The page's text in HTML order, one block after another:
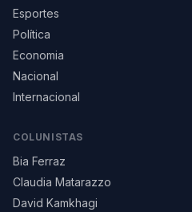
Esportes
Política
Economia
Nacional
Internacional
COLUNISTAS
Bia Ferraz
Claudia Matarazzo
David Kamkhagi